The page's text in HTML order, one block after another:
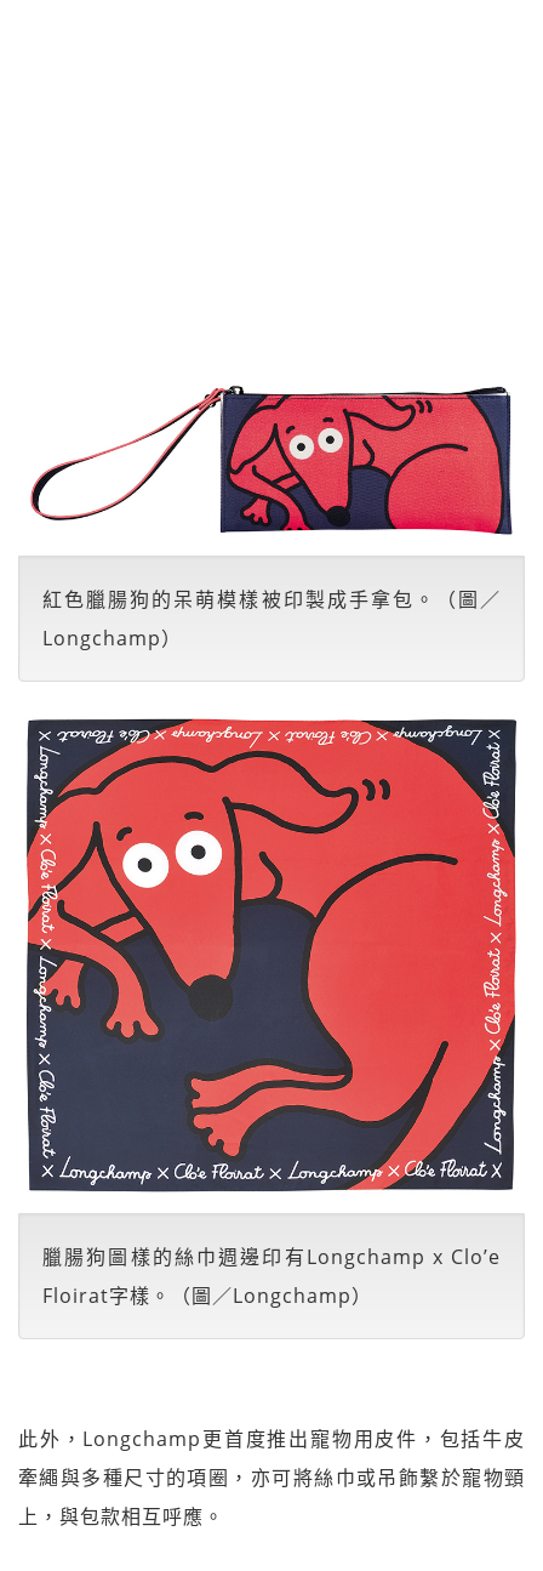
紅色臘腸狗的呆萌模樣被印製成手拿包。（圖／
Longchamp）
臘腸狗圖樣的絲巾週邊印有Longchamp x Clo’e
Floirat字樣。（圖／Longchamp）
此外，Longchamp更首度推出寵物用皮件，包括牛皮
牽繩與多種尺寸的項圈，亦可將絲巾或吊飾繫於寵物頸
上，與包款相互呼應。